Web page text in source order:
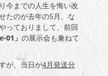
今までの人生を悔い改
たのが去年の5月、な
っておりまして、前回
01」 の展示会も兼ねて
が、当日が4月発送分